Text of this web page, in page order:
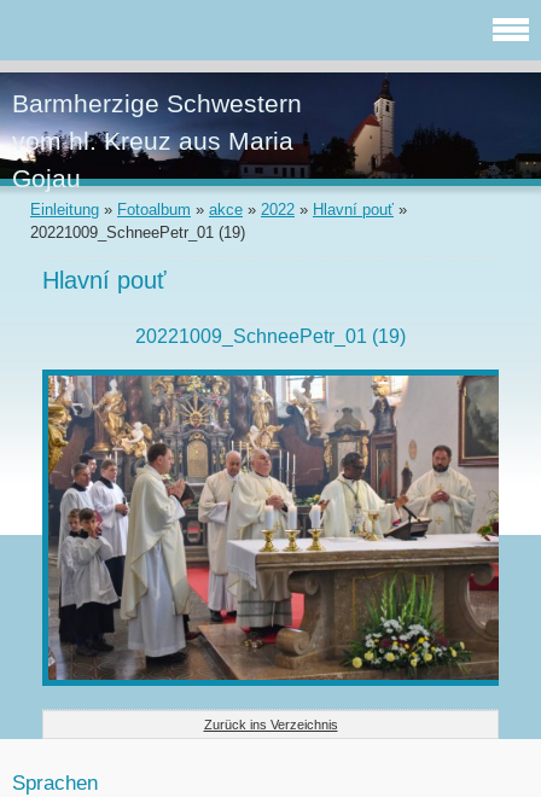
Barmherzige Schwestern
vom hl. Kreuz aus Maria
Gojau
Einleitung » Fotoalbum » akce » 2022 » Hlavní pouť »
20221009_SchneePetr_01 (19)
Hlavní pouť
20221009_SchneePetr_01 (19)
Zurück ins Verzeichnis
Sprachen